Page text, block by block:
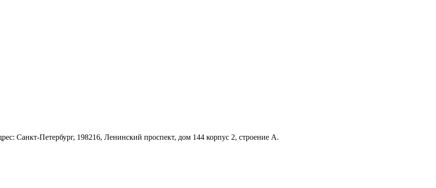
Петербург, 198216, Ленинский проспект, дом 144 корпус 2, строение А.